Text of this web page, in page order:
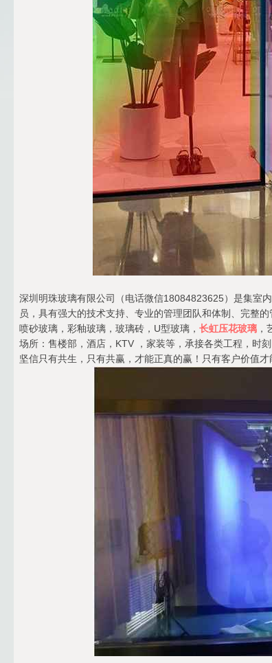
深圳明珠玻璃有限公司（电话微信18084823625）是集室
员，具有强大的技术支持、专业的管理团队和体制、完整
喷砂玻璃，彩釉玻璃，玻璃砖，U型玻璃， 长虹压花玻璃 ，
场所：售楼部，酒店，KTV ，家装等，承接各类工程，时
坚信只有共生，只有共赢，才能正真的赢！只有客户价值